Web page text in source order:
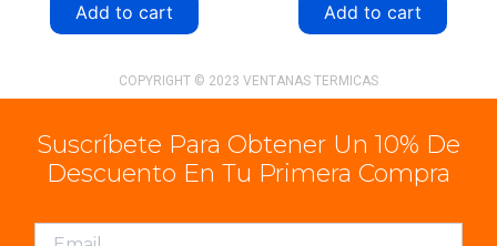
Add to cart Add to cart
COPYRIGHT © 2023 VENTANAS TERMICAS
Suscríbete Para Obtener Un 10% De
Descuento En Tu Primera Compra